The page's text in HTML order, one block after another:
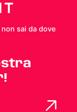
sai da dove